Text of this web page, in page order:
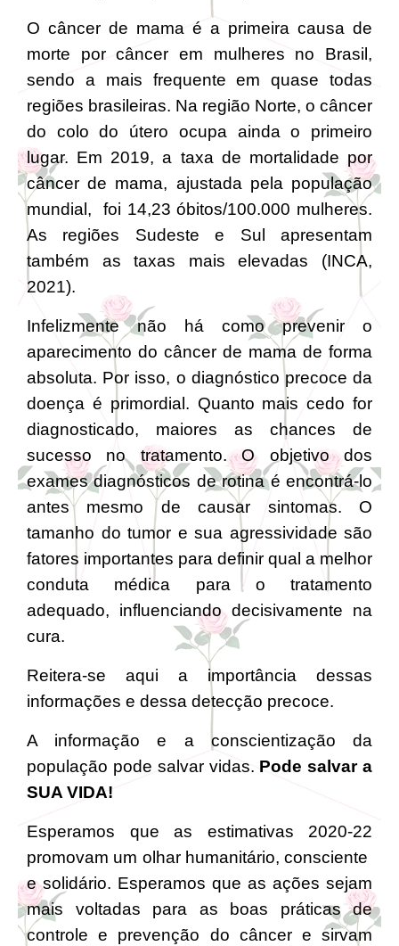
O câncer de mama é a primeira causa de
morte por câncer em mulheres no Brasil,
sendo a mais frequente em quase todas
regiões brasileiras. Na região Norte, o câncer
do colo do útero ocupa ainda o primeiro
lugar. Em 2019, a taxa de mortalidade por
câncer de mama, ajustada pela população
mundial, foi 14,23 óbitos/100.000 mulheres.
As regiões Sudeste e Sul apresentam
também as taxas mais elevadas (INCA,
2021).
Infelizmente não há como prevenir o
aparecimento do câncer de mama de forma
absoluta. Por isso, o diagnóstico precoce da
doença é primordial. Quanto mais cedo for
diagnosticado, maiores as chances de
sucesso no tratamento. O objetivo dos
exames diagnósticos de rotina é encontrá-lo
antes mesmo de causar sintomas. O
tamanho do tumor e sua agressividade são
fatores importantes para definir qual a melhor
conduta médica para o tratamento
adequado, influenciando decisivamente na
cura.
Reitera-se aqui a importância dessas
informações e dessa detecção precoce.
A informação e a conscientização da
população pode salvar vidas. Pode salvar a
SUA VIDA!
Esperamos que as estimativas 2020-22
promovam um olhar humanitário, consciente
e solidário. Esperamos que as ações sejam
mais voltadas para as boas práticas de
controle e prevenção do câncer e sirvam